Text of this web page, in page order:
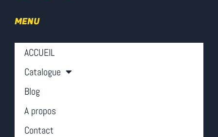
MENU
ACCUEIL
Catalogue
Blog
A propos
Contact